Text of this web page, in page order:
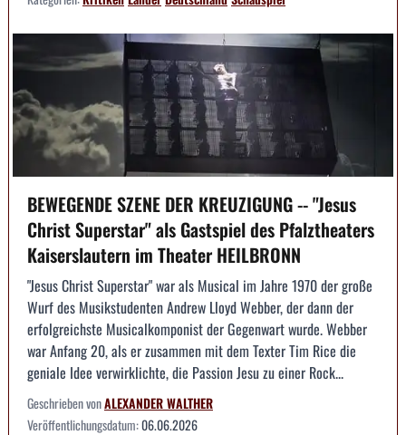
BEWEGENDE SZENE DER KREUZIGUNG -- "Jesus
Christ Superstar" als Gastspiel des Pfalztheaters
Kaiserslautern im Theater HEILBRONN
"Jesus Christ Superstar" war als Musical im Jahre 1970 der große
Wurf des Musikstudenten Andrew Lloyd Webber, der dann der
erfolgreichste Musicalkomponist der Gegenwart wurde. Webber
war Anfang 20, als er zusammen mit dem Texter Tim Rice die
geniale Idee verwirklichte, die Passion Jesu zu einer Rock...
Geschrieben vonALEXANDER WALTHER
Veröffentlichungsdatum:06.06.2026